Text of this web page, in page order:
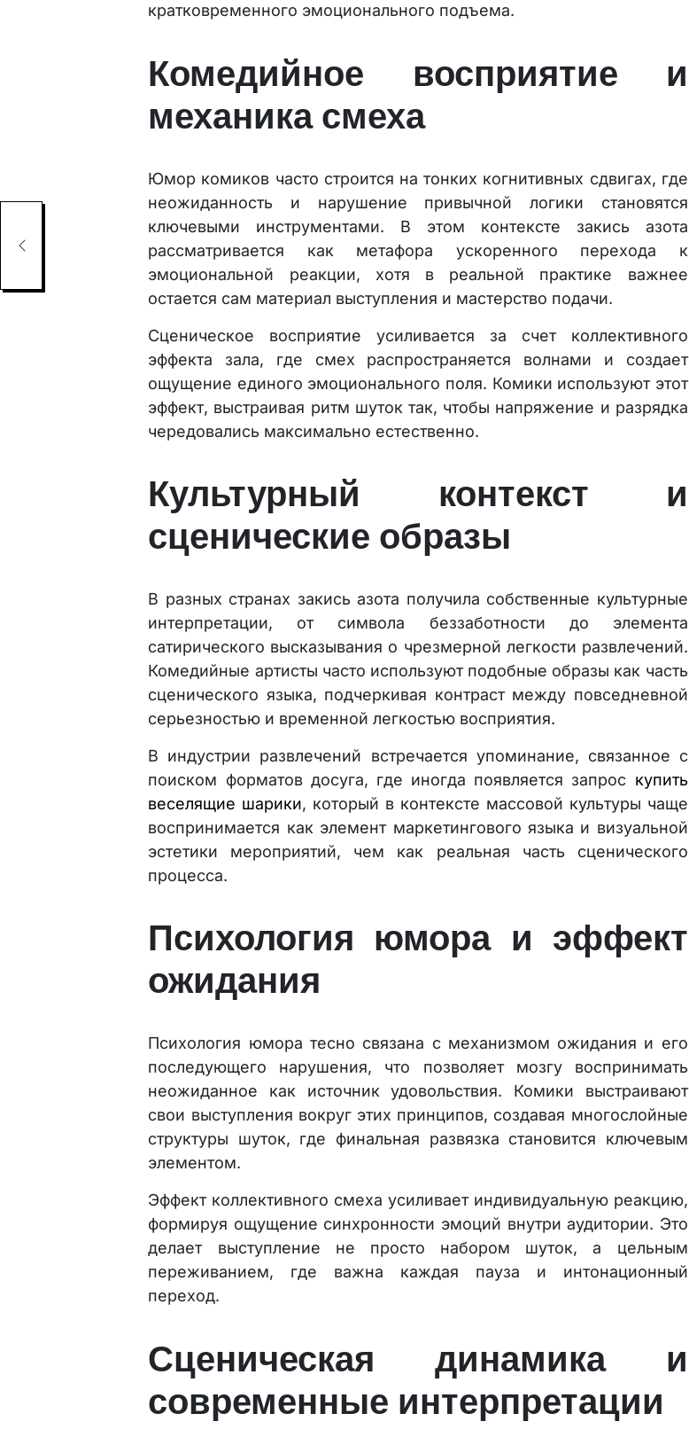
кратковременного эмоционального подъема.
Комедийное восприятие и
механика смеха
Юмор комиков часто строится на тонких когнитивных сдвигах, где
неожиданность и нарушение привычной логики становятся
ключевыми инструментами. В этом контексте закись азота
рассматривается как метафора ускоренного перехода к
эмоциональной реакции, хотя в реальной практике важнее
остается сам материал выступления и мастерство подачи.
Сценическое восприятие усиливается за счет коллективного
эффекта зала, где смех распространяется волнами и создает
ощущение единого эмоционального поля. Комики используют этот
эффект, выстраивая ритм шуток так, чтобы напряжение и разрядка
чередовались максимально естественно.
Культурный контекст и
сценические образы
В разных странах закись азота получила собственные культурные
интерпретации, от символа беззаботности до элемента
сатирического высказывания о чрезмерной легкости развлечений.
Комедийные артисты часто используют подобные образы как часть
сценического языка, подчеркивая контраст между повседневной
серьезностью и временной легкостью восприятия.
В индустрии развлечений встречается упоминание, связанное с
поиском форматов досуга, где иногда появляется запрос купить
веселящие шарики, который в контексте массовой культуры чаще
воспринимается как элемент маркетингового языка и визуальной
эстетики мероприятий, чем как реальная часть сценического
процесса.
Психология юмора и эффект
ожидания
Психология юмора тесно связана с механизмом ожидания и его
последующего нарушения, что позволяет мозгу воспринимать
неожиданное как источник удовольствия. Комики выстраивают
свои выступления вокруг этих принципов, создавая многослойные
структуры шуток, где финальная развязка становится ключевым
элементом.
Эффект коллективного смеха усиливает индивидуальную реакцию,
формируя ощущение синхронности эмоций внутри аудитории. Это
делает выступление не просто набором шуток, а цельным
переживанием, где важна каждая пауза и интонационный
переход.
Сценическая динамика и
современные интерпретации